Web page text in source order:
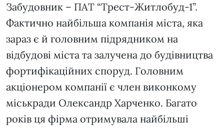
Забудовник – ПАТ “Трест-Житлобуд-1”.
Фактично найбільша компанія міста, яка
зараз є й головним підрядником на
відбудові міста та залучена до будівництва
фортифікаційних споруд. Головним
акціонером компанії є член виконкому
міськради Олександр Харченко. Багато
років ця фірма отримувала найбільші